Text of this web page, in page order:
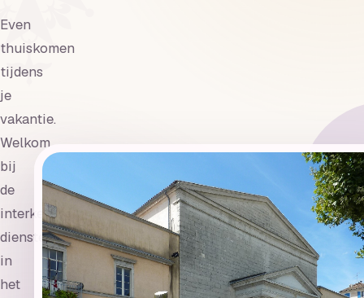
Even
thuiskomen
tijdens
je
vakantie.
Welkom
bij
de
interkerkelijke
diensten
in
het